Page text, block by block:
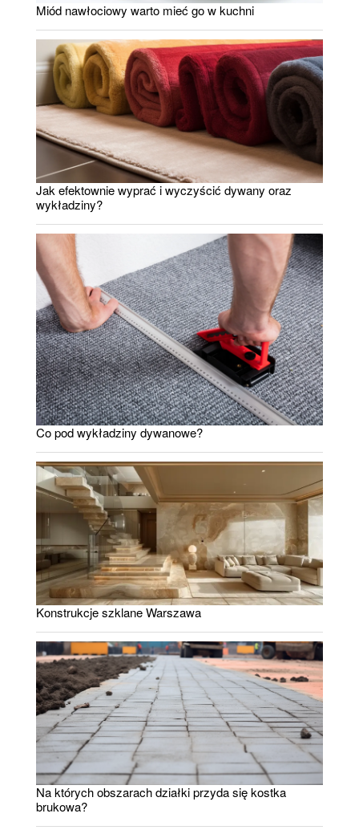
Miód nawłociowy warto mieć go w kuchni
Jak efektownie wyprać i wyczyścić dywany oraz
wykładziny?
Co pod wykładziny dywanowe?
Konstrukcje szklane Warszawa
Na których obszarach działki przyda się kostka
brukowa?